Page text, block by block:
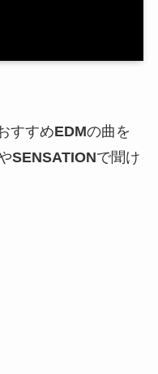
すすめEDMの曲を
SENSATIONで聞け